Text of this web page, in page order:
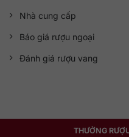
Nhà cung cấp
Báo giá rượu ngoại
Đánh giá rượu vang
THƯỞNG